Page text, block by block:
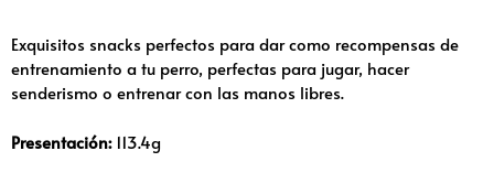
Exquisitos snacks perfectos para dar como recompensas de
entrenamiento a tu perro, perfectas para jugar, hacer
senderismo o entrenar con las manos libres.
Presentación: 113.4g